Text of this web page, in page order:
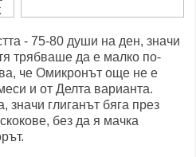
- 75-80 души на ден, значи
трябваше да е малко по-
че Омикронът още не е
и от Делта варианта.
значи глиганът бяга през
без да я мачка